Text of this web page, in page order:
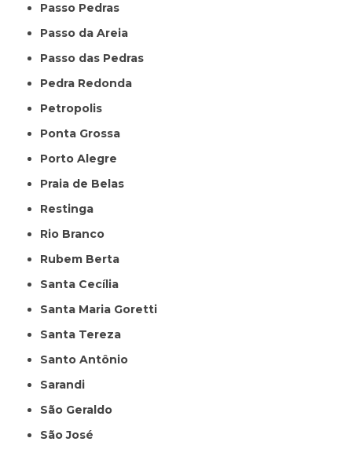
Passo Pedras
Passo da Areia
Passo das Pedras
Pedra Redonda
Petropolis
Ponta Grossa
Porto Alegre
Praia de Belas
Restinga
Rio Branco
Rubem Berta
Santa Cecília
Santa Maria Goretti
Santa Tereza
Santo Antônio
Sarandi
São Geraldo
São José